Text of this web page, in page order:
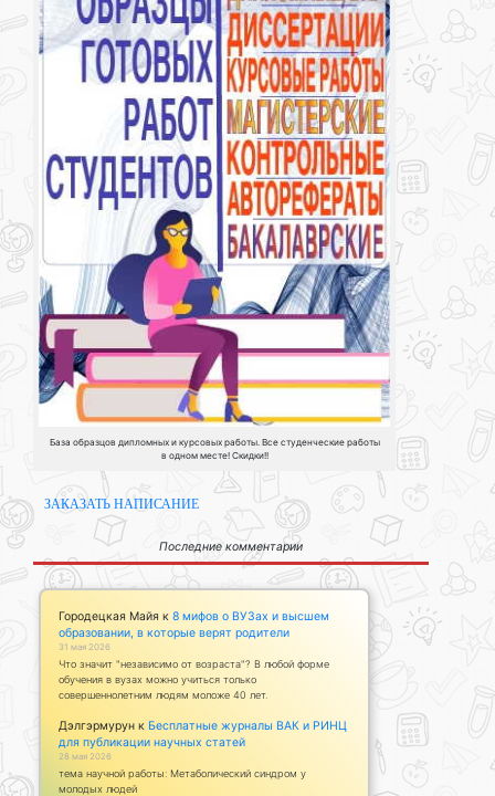
База образцов дипломных и курсовых работы. Все студенческие работы
в одном месте! Скидки!!
ЗАКАЗАТЬ НАПИСАНИЕ
Последние комментарии
Городецкая Майя к 8 мифов о ВУЗах и высшем
образовании, в которые верят родители
31 мая 2026
Что значит "независимо от возраста"? В любой форме
обучения в вузах можно учиться только
совершеннолетним людям моложе 40 лет.
Дэлгэрмурун к Бесплатные журналы ВАК и РИНЦ
для публикации научных статей
28 мая 2026
тема научной работы: Метаболический синдром у
молодых людей